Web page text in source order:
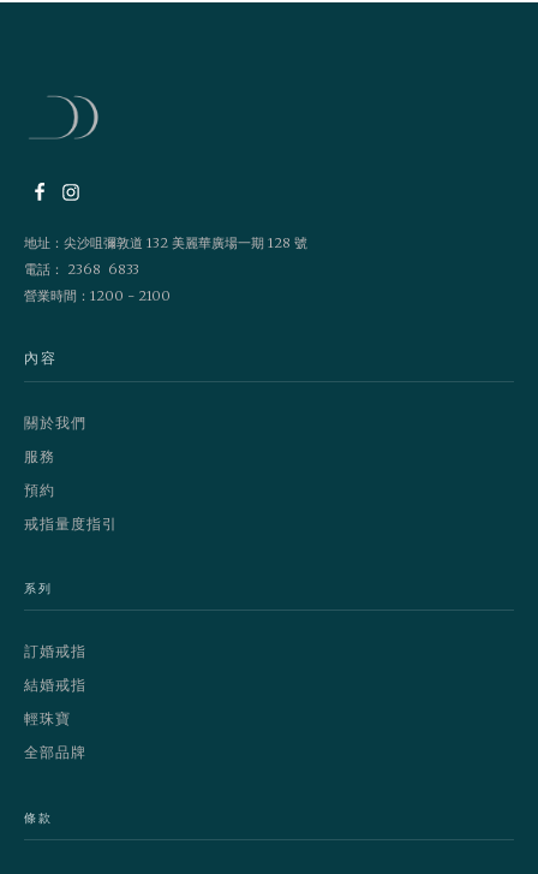
地址：尖沙咀彌敦道 132 美麗華廣場一期 128 號
電話： 2368 6833
營業時間：1200 - 2100
內容
關於我們
服務
預約
戒指量度指引
系列
訂婚戒指
結婚戒指
輕珠寶
全部品牌
條款